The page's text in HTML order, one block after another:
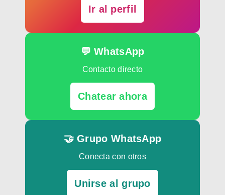
Ir al perfil
💬 WhatsApp
Contacto directo
Chatear ahora
🤝 Grupo WhatsApp
Conecta con otros
Unirse al grupo